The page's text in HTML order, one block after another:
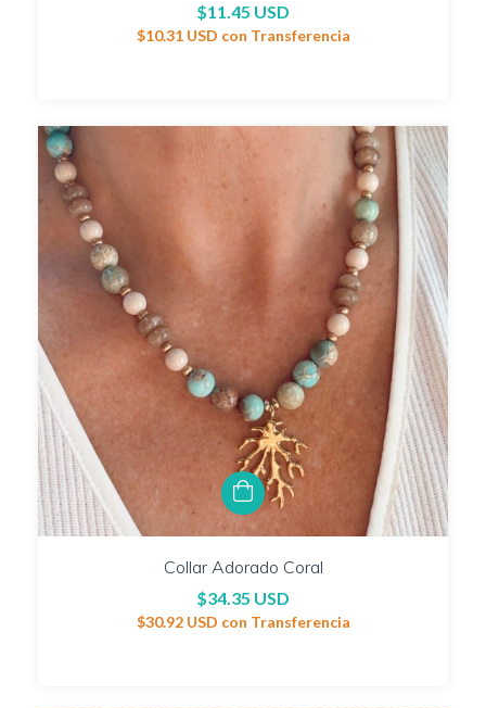
$11.45 USD
$10.31 USD con Transferencia
Collar Adorado Coral
$34.35 USD
$30.92 USD con Transferencia